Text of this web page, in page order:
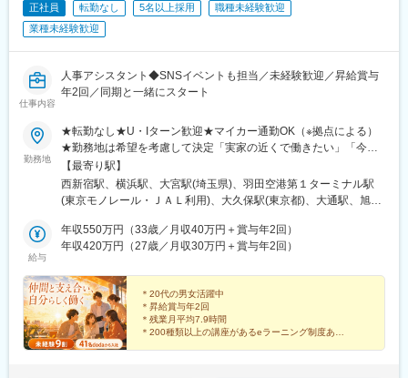
正社員 転勤なし 5名以上採用
職種未経験歓迎
業種未経験歓迎
仕事内容
人事アシスタント◆SNSイベントも担当／未経験歓迎／昇給賞与
年2回／同期と一緒にスタート
勤務地
★転勤なし★U・Iターン歓迎★マイカー通勤OK（※拠点による）
★勤務地は希望を考慮して決定「実家の近くで働きたい」「今の
生活圏を変えたくない」そんな希望も相談OKです。地元に戻って
の就職・転職も応援します！生活スタイルが変わって、勤務エリ
アを変えたいという相談も可能です！■北海道・東北：北海道・青
南関東：東京・神奈川・埼玉・千葉■中部：岐阜・愛知・静岡・石
川・新潟・長野・富山・福井・三重■近畿：滋賀・大阪・兵庫・奈
香川・愛媛■九州：福岡・長崎・大分・熊本・宮崎・鹿児島・沖縄
【最寄り駅】
西新宿駅、横浜駅、大宮駅(埼玉県)、羽田空港第１ターミナル駅
(東京モノレール・ＪＡＬ利用)、大久保駅(東京都)、大通駅、旭川
亀島駅、新浜松駅、新潟駅、新静岡駅、三島広小路駅、北鉄金沢
駅、長野駅、電気ビル前駅、福井駅、北新地駅、姫路駅、なんば
神南駅、眉山ロープウェイ山麓駅、浦添前田駅、通町筋駅、宮崎
駅、渋谷駅、新宿駅、新宿三丁目駅、池袋駅、吉祥寺駅、町田
駅、八王子駅、立川駅、新横浜駅、川崎駅、座間駅、相模原駅、
藤沢駅、海老名駅(相模線)、浦和駅、さいたま新都心駅、川口駅、
上尾駅、新座駅、熊谷駅、春日部駅、千葉中央駅、千葉みなと
給与
年収550万円（33歳／月収40万円＋賞与年2回）
年収420万円（27歳／月収30万円＋賞与年2回）
＊20代の男女活躍中
＊昇給賞与年2回
＊残業月平均7.9時間
＊200種類以上の講座があるeラーニング制度あり